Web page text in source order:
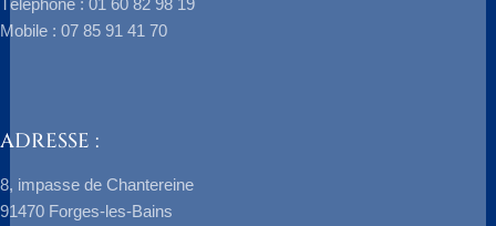
Mobile : 07 85 91 41 70
ADRESSE :
8, impasse de Chantereine
91470 Forges-les-Bains